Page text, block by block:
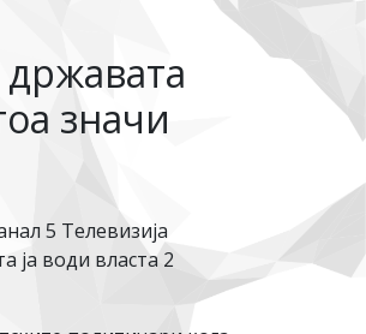
значи
5 Телевизија
ја води власта 2